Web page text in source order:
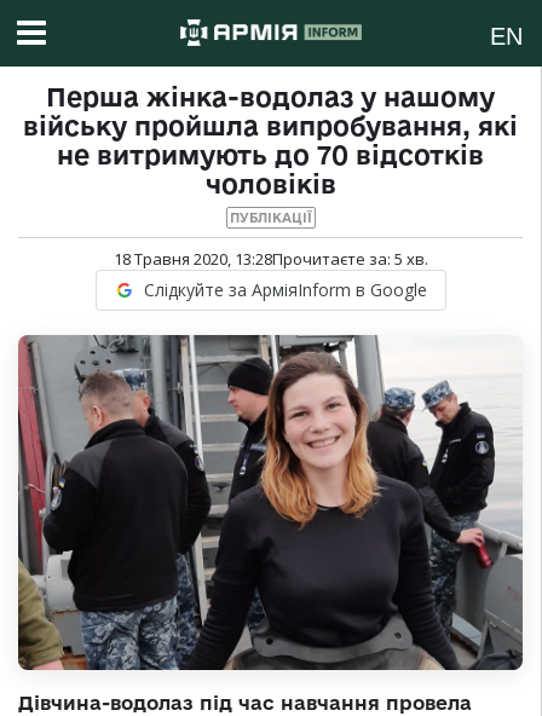
EN
Перша жінка-водолаз у нашому
війську пройшла випробування, які
не витримують до 70 відсотків
чоловіків
ПУБЛІКАЦІЇ
18 Травня 2020, 13:28Прочитаєте за: 5 хв.
Слідкуйте за АрміяInform в Google
Дівчина-водолаз під час навчання провела